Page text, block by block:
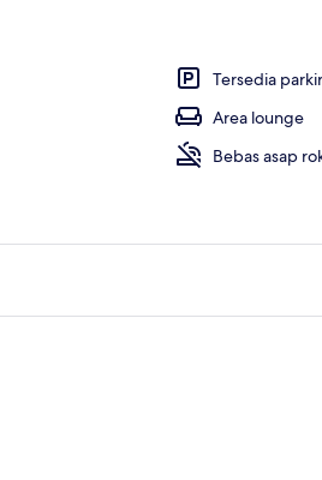
Tersedia parkir
Area lounge
Bebas asap